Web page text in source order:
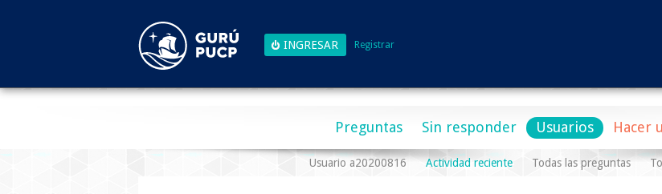
Registrar
Preguntas Sin responder Usuarios Hacer
Usuario a20200816 Actividad reciente Todas las preguntas